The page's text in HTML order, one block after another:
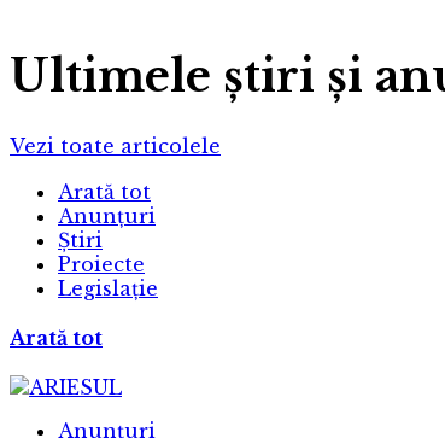
Ultimele știri și
Vezi toate articolele
Arată tot
Anunțuri
Știri
Proiecte
Legislație
Arată tot
Anunțuri